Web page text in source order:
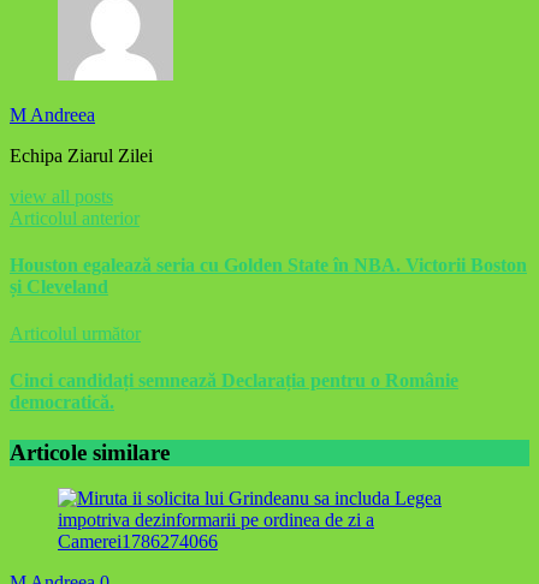
M Andreea
Echipa Ziarul Zilei
view all posts
Articolul anterior
Houston egalează seria cu Golden State în NBA. Victorii Boston
și Cleveland
Articolul următor
Cinci candidați semnează Declarația pentru o Românie
democratică.
Articole similare